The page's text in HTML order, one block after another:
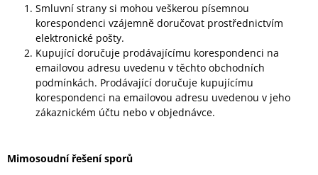
Smluvní strany si mohou veškerou písemnou
korespondenci vzájemně doručovat prostřednictvím
elektronické pošty.
Kupující doručuje prodávajícímu korespondenci na
emailovou adresu uvedenu v těchto obchodních
podmínkách. Prodávající doručuje kupujícímu
korespondenci na emailovou adresu uvedenou v jeho
zákaznickém účtu nebo v objednávce.
Mimosoudní řešení sporů